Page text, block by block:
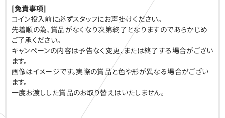
[免責事項]
コイン投入前に必ずスタッフにお声掛けください。
先着順の為、賞品がなくなり次第終了となりますのであらかじめ
ご了承ください。
キャンペーンの内容は予告なく変更、または終了する場合がござい
ます。
画像はイメージです。実際の賞品と色や形が異なる場合がござい
ます。
一度お渡しした賞品のお取り替えはいたしません。